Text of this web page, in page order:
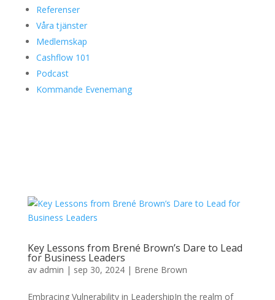
Referenser
Våra tjänster
Medlemskap
Cashflow 101
Podcast
Kommande Evenemang
Key Lessons from Brené Brown’s Dare to Lead
for Business Leaders
av admin | sep 30, 2024| Brene Brown
Embracing Vulnerability in LeadershipIn the realm of